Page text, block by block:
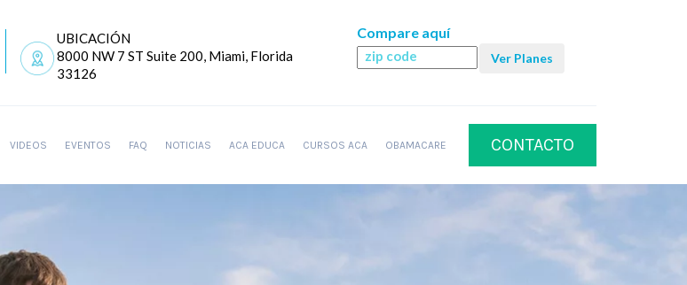
UBICACIÓN
8000 NW 7 ST Suite 200, Miami, Florida
33126
Compare aquí
VIDEOS EVENTOS FAQ NOTICIAS ACA EDUCA CURSOS ACA OBAMACARE CONTACTO